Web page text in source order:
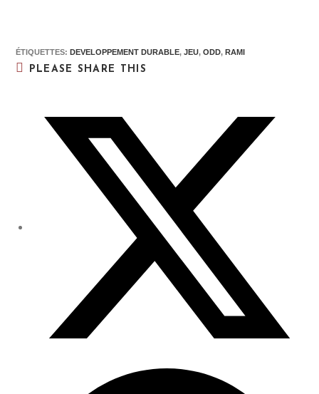
ÉTIQUETTES:DEVELOPPEMENT DURABLE, JEU, ODD, RAMI
PLEASE SHARE THIS